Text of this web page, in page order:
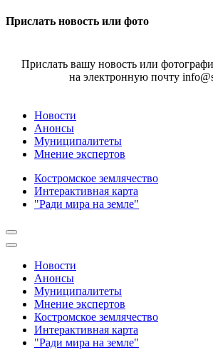
Прислать новость или фото
Прислать вашу новость или
на электронную почту
Новости
Анонсы
Муниципалитеты
Мнение экспертов
Костромское землячество
Интерактивная карта
"Ради мира на земле"
Новости
Анонсы
Муниципалитеты
Мнение экспертов
Костромское землячество
Интерактивная карта
"Ради мира на земле"